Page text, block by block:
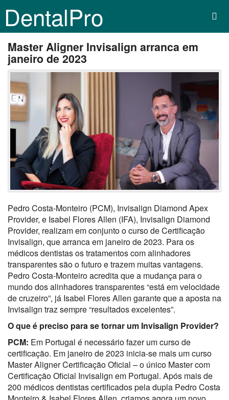
DentalPro
Master Aligner Invisalign arranca em
janeiro de 2023
Pedro Costa-Monteiro (PCM), Invisalign Diamond Apex
Provider, e Isabel Flores Allen (IFA), Invisalign Diamond
Provider, realizam em conjunto o curso de Certificação
Invisalign, que arranca em janeiro de 2023. Para os
médicos dentistas os tratamentos com alinhadores
transparentes são o futuro e trazem muitas vantagens.
Pedro Costa-Monteiro acredita que a mudança para o
mundo dos alinhadores transparentes “está em velocidade
de cruzeiro”, já Isabel Flores Allen garante que a aposta na
Invisalign traz sempre “resultados excelentes”.
O que é preciso para se tornar um Invisalign Provider?
PCM: Em Portugal é necessário fazer um curso de
certificação. Em janeiro de 2023 inicia-se mais um curso
Master Aligner Certificação Oficial – o único Master com
Certificação Oficial Invisalign em Portugal. Após mais de
200 médicos dentistas certificados pela dupla Pedro Costa